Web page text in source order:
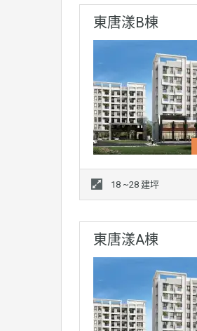
東唐漾B棟
18 ~28 建坪
東唐漾A棟